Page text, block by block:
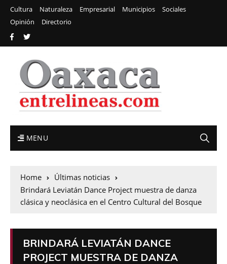
Cultura Naturaleza Empresarial Municipios
Sociales
Opinión
Directorio
MENU
Home
Últimas noticias
Brindará Leviatán Dance Project muestra de danza
clásica y neoclásica en el Centro Cultural del Bosque
BRINDARÁ LEVIATÁN DANCE
PROJECT MUESTRA DE DANZA